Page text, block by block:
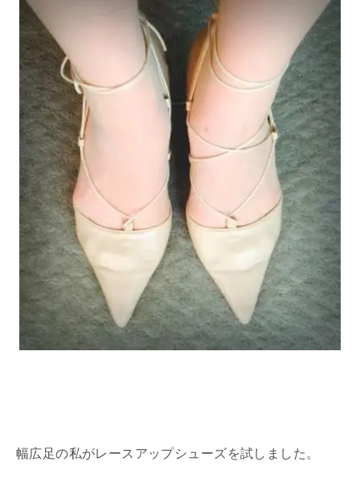
幅広足の私がレースアップシューズを試しました。